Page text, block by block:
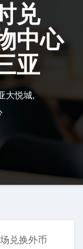
兑
中心
亚
大悦城,
兑换外币